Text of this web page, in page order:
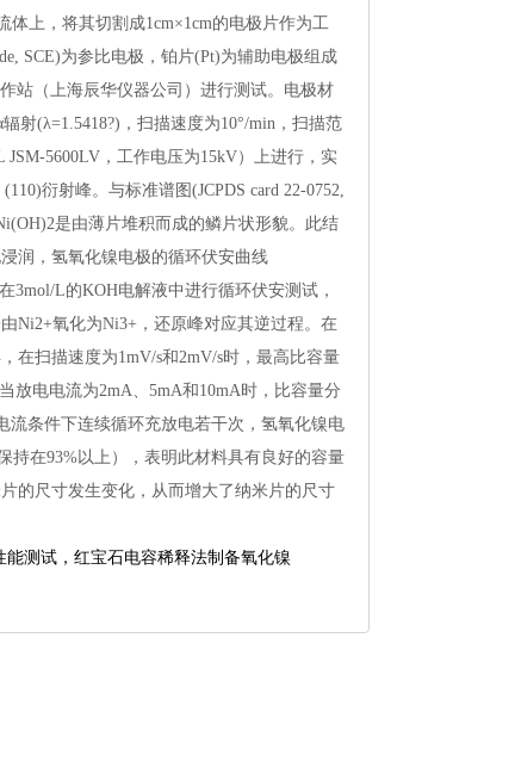
上，将其切割成1cm×1cm的电极片作为工
为参比电极，铂片(Pt)为辅助电极组成
站（上海辰华仪器公司）进行测试。电极材
(λ=1.5418?)，扫描速度为10°/min，扫描范
5600LV，工作电压为15kV）上进行，实
衍射峰。与标准谱图(JCPDScard22-0752,
是由薄片堆积而成的鳞片状形貌。此结
润，氢氧化镍电极的循环伏安曲线
3mol/L的KOH电解液中进行循环伏安测试，
Ni2+氧化为Ni3+，还原峰对应其逆过程。在
在扫描速度为1mV/s和2mV/s时，最高比容量
放电电流为2mA、5mA和10mA时，比容量分
流条件下连续循环充放电若干次，氢氧化镍电
持在93%以上），表明此材料具有良好的容量
的尺寸发生变化，从而增大了纳米片的尺寸
能测试，红宝石电容稀释法制备氧化镍